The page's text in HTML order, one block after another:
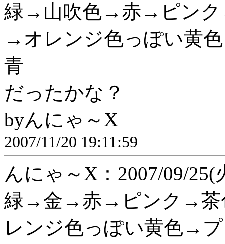
緑→山吹色→赤→ピン
→オレンジ色っぽい黄
青
だったかな？
byんにゃ～X
2007/11/20 19:11:59
んにゃ～X：2007/09/25(
緑→金→赤→ピンク→茶
レンジ色っぽい黄色→